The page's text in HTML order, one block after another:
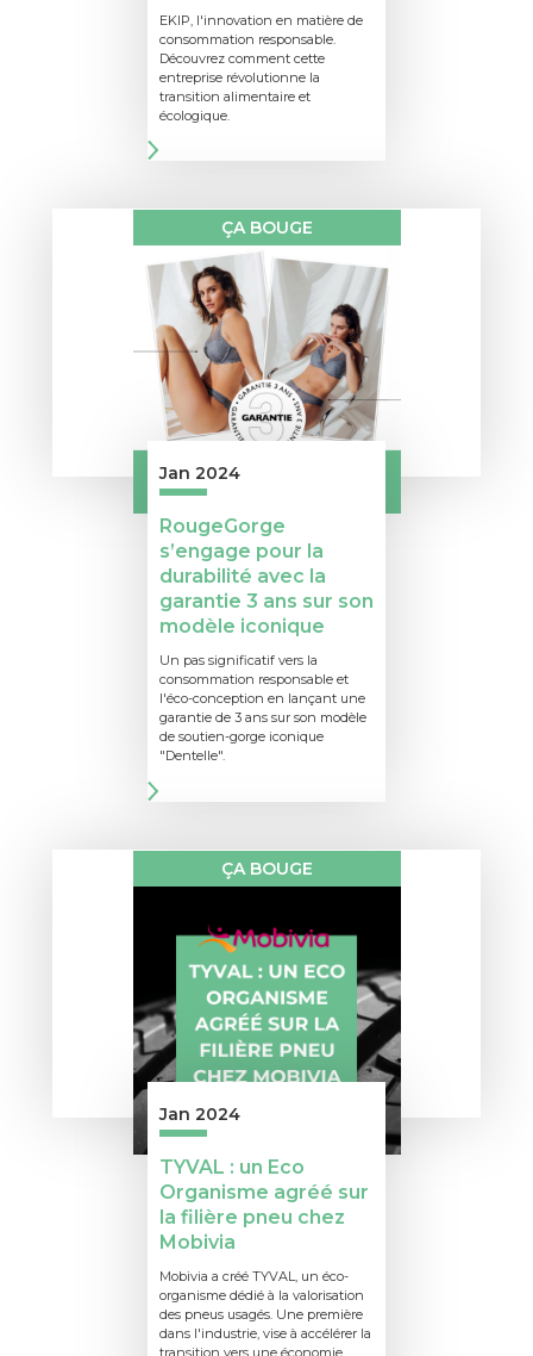
EKIP, l'innovation en matière de
consommation responsable.
Découvrez comment cette
entreprise révolutionne la
transition alimentaire et
écologique.
ÇA BOUGE
Jan 2024
RougeGorge
s’engage pour la
durabilité avec la
garantie 3 ans sur son
modèle iconique
Un pas significatif vers la
consommation responsable et
l'éco-conception en lançant une
garantie de 3 ans sur son modèle
de soutien-gorge iconique
"Dentelle".
ÇA BOUGE
Jan 2024
TYVAL : un Eco
Organisme agréé sur
la filière pneu chez
Mobivia
Mobivia a créé TYVAL, un éco-
organisme dédié à la valorisation
des pneus usagés. Une première
dans l'industrie, vise à accélérer la
transition vers une économie